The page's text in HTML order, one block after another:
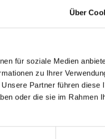
Über
für soziale Medien
zu Ihrer
Partner führen diese
oder die sie im Rahmen
US-Experte
Harm
Prof.